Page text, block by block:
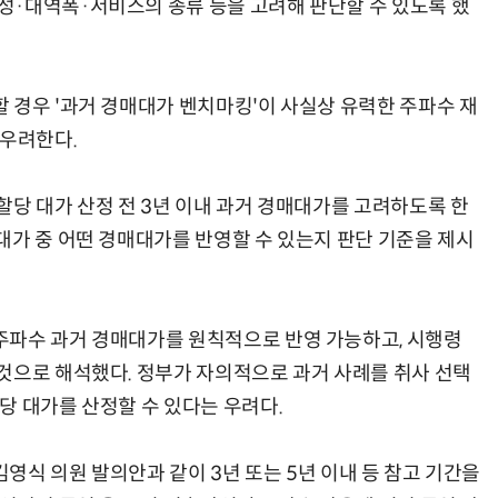
·대역폭·서비스의 종류 등을 고려해 판단할 수 있도록 했
경우 '과거 경매대가 벤치마킹'이 사실상 유력한 주파수 재
려한다.
대가 산정 전 3년 이내 과거 경매대가를 고려하도록 한
중 어떤 경매대가를 반영할 수 있는지 판단 기준을 제시
수 과거 경매대가를 원칙적으로 반영 가능하고, 시행령
로 해석했다. 정부가 자의적으로 과거 사례를 취사 선택
대가를 산정할 수 있다는 우려다.
식 의원 발의안과 같이 3년 또는 5년 이내 등 참고 기간을